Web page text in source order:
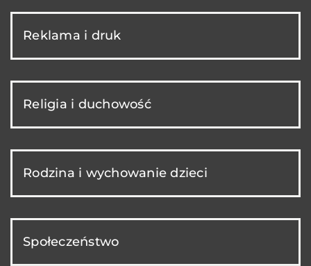
Reklama i druk
Religia i duchowość
Rodzina i wychowanie dzieci
Społeczeństwo